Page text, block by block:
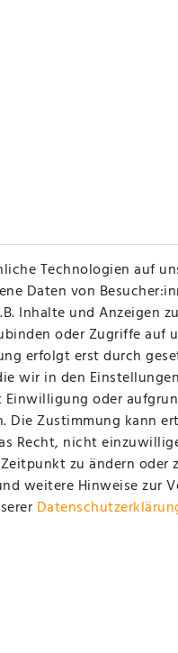
Technologien auf
Daten von
Inhalte und Anzeigen
oder Zugriffe auf
erfolgt erst durch
wir in den
oder
Die Zustimmung kann
Recht, nicht
zu ändern oder
weitere Hinweise zur